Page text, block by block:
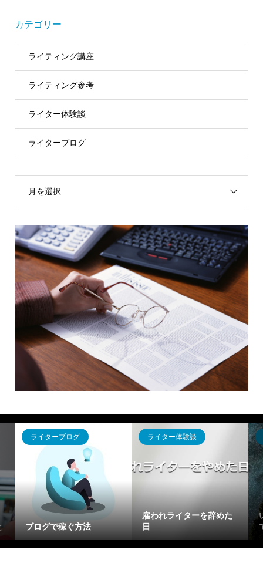
カテゴリー
ライティング講座
ライティング参考
ライター体験談
ライターブログ
月を選択
ライターブログ
ブログで稼ぐ方法
ライター体験談
雇われライターを辞めた
日